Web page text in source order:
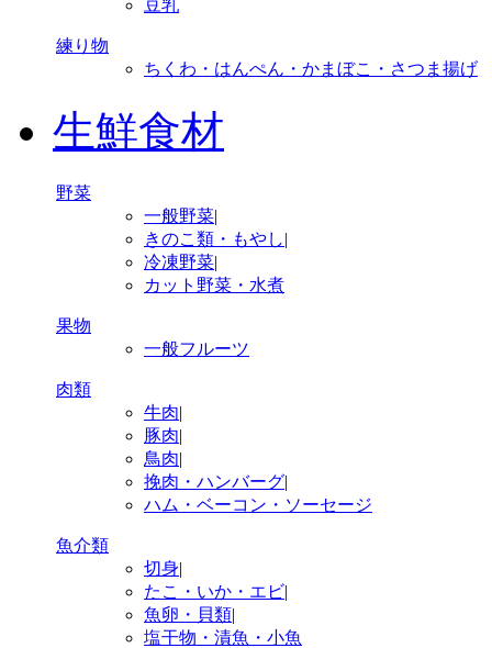
豆乳
練り物
ちくわ・はんぺん・かまぼこ・さつま揚げ
生鮮食材
野菜
一般野菜|
きのこ類・もやし|
冷凍野菜|
カット野菜・水煮
果物
一般フルーツ
肉類
牛肉|
豚肉|
鳥肉|
挽肉・ハンバーグ|
ハム・ベーコン・ソーセージ
魚介類
切身|
たこ・いか・エビ|
魚卵・貝類|
塩干物・漬魚・小魚